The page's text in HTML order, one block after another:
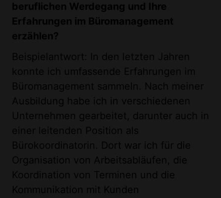
beruflichen Werdegang und Ihre
Erfahrungen im Büromanagement
erzählen?
Beispielantwort: In den letzten Jahren
konnte ich umfassende Erfahrungen im
Büromanagement sammeln. Nach meiner
Ausbildung habe ich in verschiedenen
Unternehmen gearbeitet, darunter auch in
einer leitenden Position als
Bürokoordinatorin. Dort war ich für die
Organisation von Arbeitsabläufen, die
Koordination von Terminen und die
Kommunikation mit Kunden